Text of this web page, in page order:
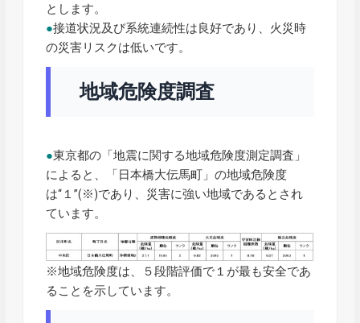
とします。
●接道状況及び系統連続性は良好であり、火災時
の災害リスクは低いです。
地域危険度調査
●東京都の「地震に関する地域危険度測定調査」
によると、「日本橋大伝馬町」の地域危険度
は“１”(※)であり、災害に強い地域であるとされ
ています。
※地域危険度は、５段階評価で１が最も安全であ
ることを示しています。